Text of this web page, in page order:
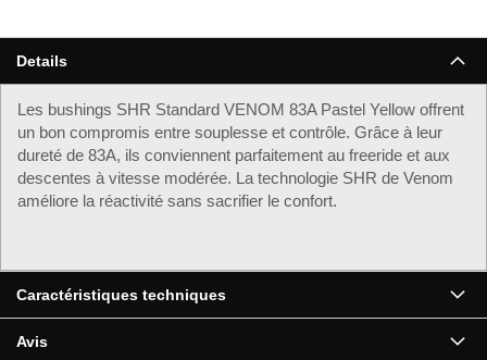
Details
Les bushings SHR Standard VENOM 83A Pastel Yellow offrent
un bon compromis entre souplesse et contrôle. Grâce à leur
dureté de 83A, ils conviennent parfaitement au freeride et aux
descentes à vitesse modérée. La technologie SHR de Venom
améliore la réactivité sans sacrifier le confort.
Caractéristiques techniques
Avis